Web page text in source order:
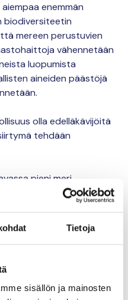
Tietoja
sisällön ja mainosten
enemmän
biodiversiteetin
mereen perustuvien
vähennetään
luopumista
aineiden päästöjä
olla edelläkävijöitä
tehdään
pieni meri,
pinnanalaisista
niin hyvässä kuin
uusia
maalta mereen